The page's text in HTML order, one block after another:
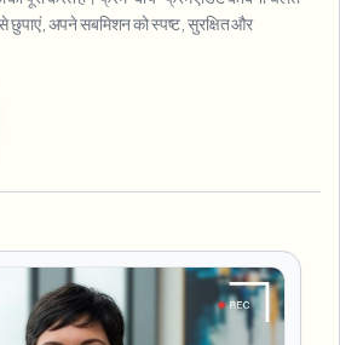
छुपाएं, अपने सबमिशन को स्पष्ट, सुरक्षित और